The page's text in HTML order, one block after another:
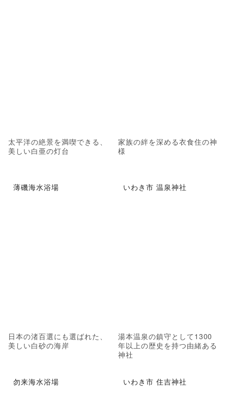
太平洋の絶景を満喫できる、
美しい白亜の灯台
家族の絆を深める衣食住の神
様
薄磯海水浴場
日本の渚百選にも選ばれた、
美しい白砂の海岸
いわき市 温泉神社
湯本温泉の鎮守として1300
年以上の歴史を持つ由緒ある
神社
勿来海水浴場 いわき市 住吉神社